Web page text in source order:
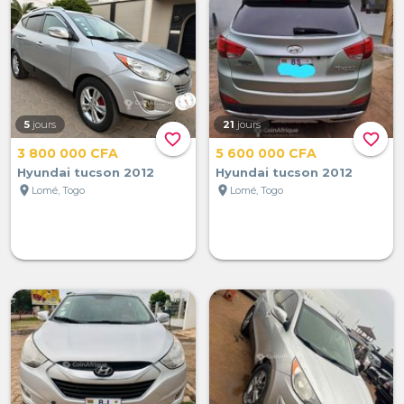
favorite_border
5 jours
3 800 000 CFA
Hyundai tucson 2012
location_on Lomé, Togo
favorite_border
21 jours
5 600 000 CFA
Hyundai tucson 2012
location_on Lomé, Togo